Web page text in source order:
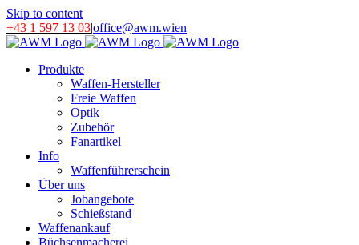
Skip to content
+43 1 597 13 03|office@awm.wien
Produkte
Waffen-Hersteller
Freie Waffen
Optik
Zubehör
Fanartikel
Info
Waffenführerschein
Über uns
Jobangebote
Schießstand
Waffenankauf
Büchsenmacherei